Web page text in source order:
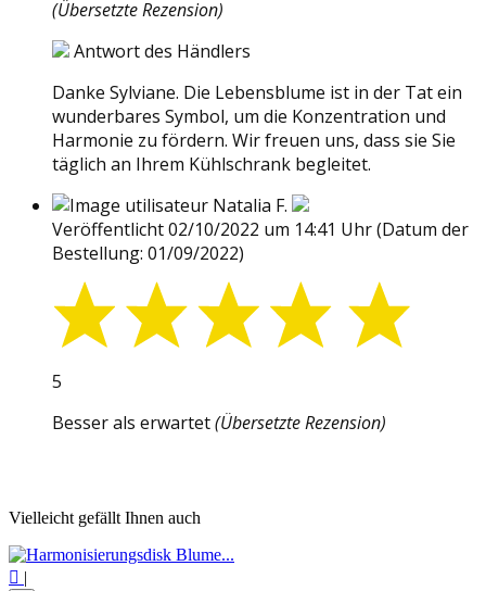
(Übersetzte Rezension)
Antwort des Händlers
Danke Sylviane. Die Lebensblume ist in der Tat ein
wunderbares Symbol, um die Konzentration und
Harmonie zu fördern. Wir freuen uns, dass sie Sie
täglich an Ihrem Kühlschrank begleitet.
Natalia F.
Veröffentlicht 02/10/2022 um 14:41 Uhr(Datum der
Bestellung: 01/09/2022)
5
Besser als erwartet(Übersetzte Rezension)
Vielleicht gefällt Ihnen auch
 |